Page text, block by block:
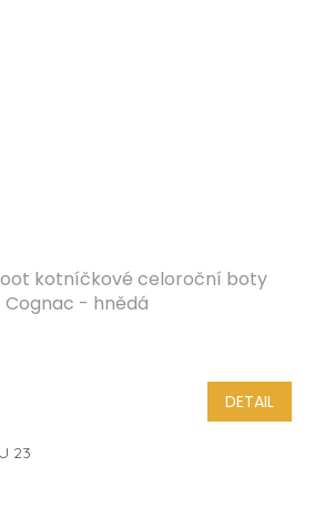
kotníčkové celoroční boty
Cognac - hnědá
DETAIL
23